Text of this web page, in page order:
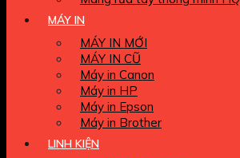
MÁY IN
MÁY IN MỚI
MÁY IN CŨ
Máy in Canon
Máy in HP
Máy in Epson
Máy in Brother
LINH KIỆN